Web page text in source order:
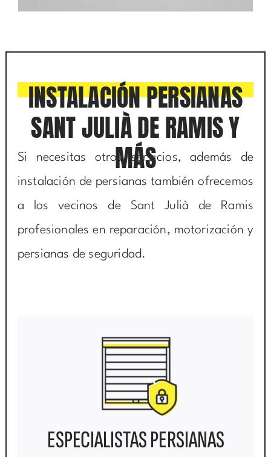
INSTALACIÓN PERSIANAS
SANT JULIÀ DE RAMIS Y
MÁS
Si necesitas otros servicios, además de
instalación de persianas también ofrecemos
a los vecinos de Sant Julià de Ramis
profesionales en reparación, motorización y
persianas de seguridad.
ESPECIALISTAS PERSIANAS